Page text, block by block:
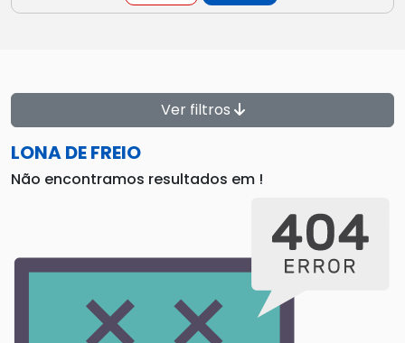
Ver filtros
LONA DE FREIO
Não encontramos resultados em !